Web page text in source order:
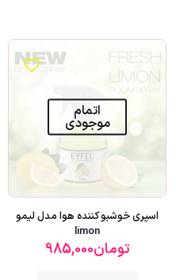
اتمام
موجودی
اسپری خوشبو کننده هوا مدل لیمو
limon
تومان985,000